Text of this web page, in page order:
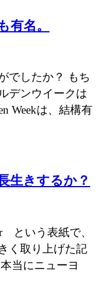
名。
でしたか？ もち
デンウイークは
Weekは、結構有
生きするか？
という表紙で、
く取り上げた記
当にニューヨ